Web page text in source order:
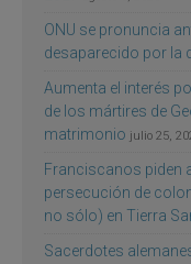
ONU se pronuncia
desaparecido por la
Aumenta el interés
de los mártires de
matrimonio julio 25,
Franciscanos piden
persecución de
no sólo) en Tierra
Sacerdotes